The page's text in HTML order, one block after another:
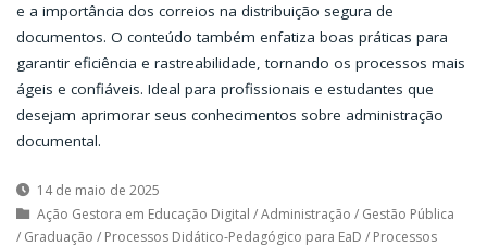
e a importância dos correios na distribuição segura de
documentos. O conteúdo também enfatiza boas práticas para
garantir eficiência e rastreabilidade, tornando os processos mais
ágeis e confiáveis. Ideal para profissionais e estudantes que
desejam aprimorar seus conhecimentos sobre administração
documental.
14 de maio de 2025
Ação Gestora em Educação Digital /Administração / Gestão Pública
/ Graduação / Processos Didático-Pedagógico para EaD / Processos